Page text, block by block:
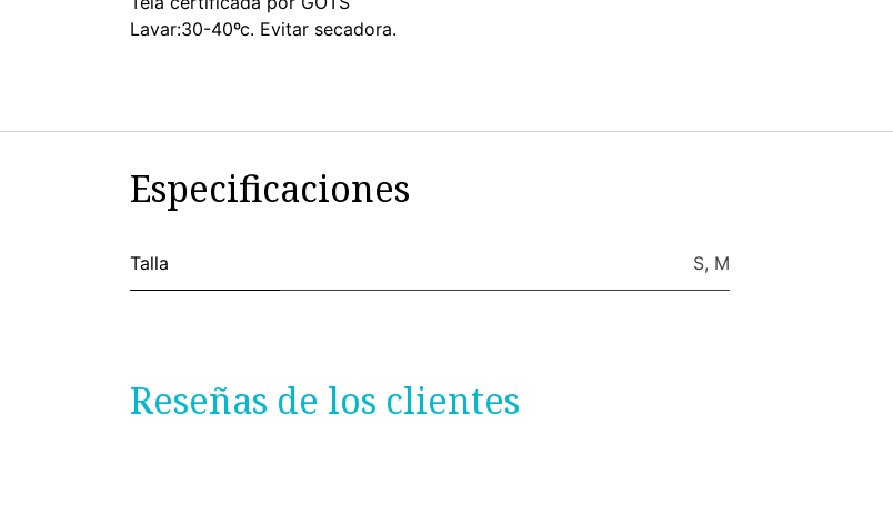
Lavar:30-40ºc. Evitar secadora.
Especificaciones
Talla S, M
Reseñas de los clientes